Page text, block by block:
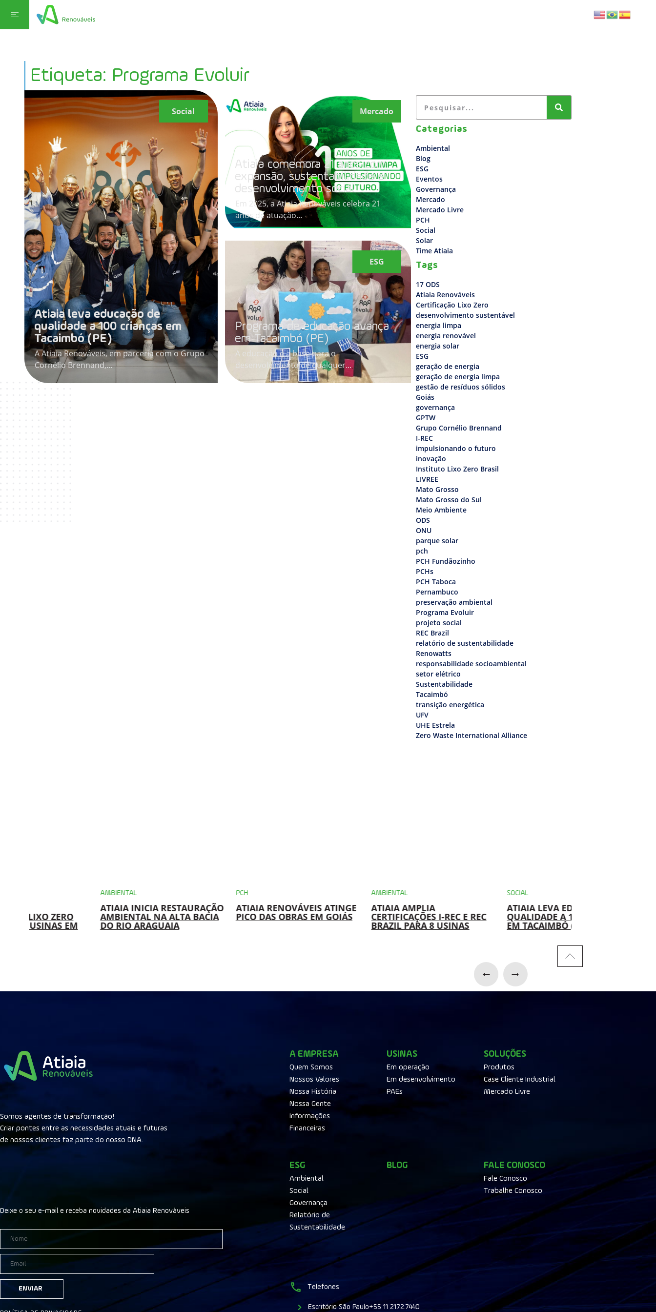
Etiqueta: Programa Evoluir
Social
Atiaia leva educação de
qualidade a 100 crianças em
Tacaimbó (PE)
A Atiaia Renováveis, em parceria com o Grupo
Cornélio Brennand,...
Mercado
Atiaia comemora 21 anos com
expansão, sustentabilidade e
desenvolvimento social
Em 2025, a Atiaia Renováveis celebra 21
anos de atuação...
ESG
Programa de educação avança
em Tacaimbó (PE)
A educação é a base para o
desenvolvimento de qualquer...
Categorias
Ambiental
Blog
ESG
Eventos
Governança
Mercado
Mercado Livre
PCH
Social
Solar
Time Atiaia
Tags
17 ODS
Atiaia Renováveis
Certificação Lixo Zero
desenvolvimento sustentável
energia limpa
energia renovável
energia solar
ESG
geração de energia
geração de energia limpa
gestão de resíduos sólidos
Goiás
governança
GPTW
Grupo Cornélio Brennand
I-REC
impulsionando o futuro
inovação
Instituto Lixo Zero Brasil
LIVREE
Mato Grosso
Mato Grosso do Sul
Meio Ambiente
ODS
ONU
parque solar
pch
PCH Fundãozinho
PCHs
PCH Taboca
Pernambuco
preservação ambiental
Programa Evoluir
projeto social
REC Brazil
relatório de sustentabilidade
Renowatts
responsabilidade socioambiental
setor elétrico
Sustentabilidade
Tacaimbó
transição energética
UFV
UHE Estrela
Zero Waste International Alliance
ATIAIA INICIA RESTAURAÇÃO
AMBIENTAL NA ALTA BACIA
DO RIO ARAGUAIA
ATIAIA RENOVÁVEIS ATINGE
PICO DAS OBRAS EM GOIÁS
ATIAIA AMPLIA
CERTIFICAÇÕES I-REC E REC
BRAZIL PARA 8 USINAS
ATIAIA LEVA EDUCAÇÃO DE
QUALIDADE A 100 CRIANÇAS
EM TACAIMBÓ (PE)
ÓLEO
Somos agentes de transformação!
Criar pontes entre as necessidades atuais e futuras
de nossos clientes faz parte do nosso DNA.
Deixe o seu e-mail e receba novidades da Atiaia Renováveis
ENVIAR
A EMPRESA
Quem Somos
Nossos Valores
Nossa História
Nossa Gente
Informações
Financeiras
USINAS
Em operação
Em desenvolvimento
PAEs
SOLUÇÕES
Produtos
Case Cliente Industrial
Mercado Livre
ESG
Ambiental
Social
Governança
Relatório de
Sustentabilidade
BLOG FALE CONOSCO
Fale Conosco
Trabalhe Conosco
Telefones
Escritório São Paulo+55 11 2172.7440